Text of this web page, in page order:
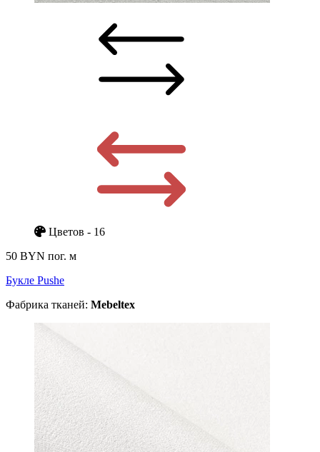
Цветов - 16
50 BYN пог. м
Букле Pushe
Фабрика тканей: Mebeltex